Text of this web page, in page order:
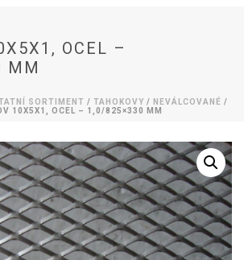
OCEL –
MM
SORTIMENT / TAHOKOVY / NEVÁLCOVANÉ /
10X5X1, OCEL – 1,0/825×330 MM